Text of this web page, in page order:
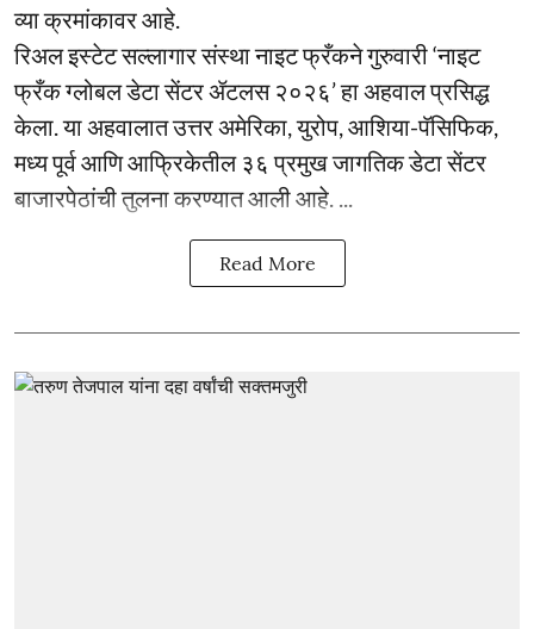
व्या क्रमांकावर आहे.
रिअल इस्टेट सल्लागार संस्था नाइट फ्रँकने गुरुवारी ‘नाइट
फ्रँक ग्लोबल डेटा सेंटर ॲटलस २०२६’ हा अहवाल प्रसिद्ध
केला. या अहवालात उत्तर अमेरिका, युरोप, आशिया-पॅसिफिक,
मध्य पूर्व आणि आफ्रिकेतील ३६ प्रमुख जागतिक डेटा सेंटर
बाजारपेठांची तुलना करण्यात आली आहे. ...
Read More